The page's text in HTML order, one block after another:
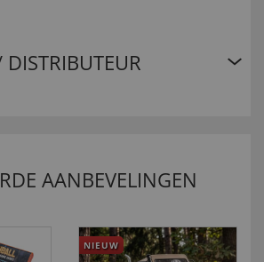
AANBEVELINGEN
NIEUW